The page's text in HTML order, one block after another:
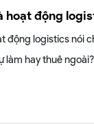
hoạt động
riêng nên tự
động logistics nói
làm hay thuê ngoài?